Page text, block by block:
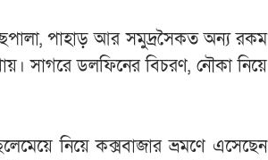
পাহাড় আর সমুদ্রসৈকত অন্য রকম
সাগরে ডলফিনের বিচরণ, নৌকা নিয়ে
নিয়ে কক্সবাজার ভ্রমণে এসেছেন